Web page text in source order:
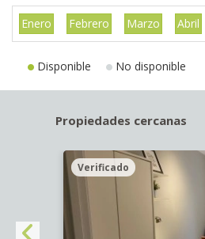
Enero Febrero Marzo Abril
Disponible No disponible
Propiedades cercanas
Verificado